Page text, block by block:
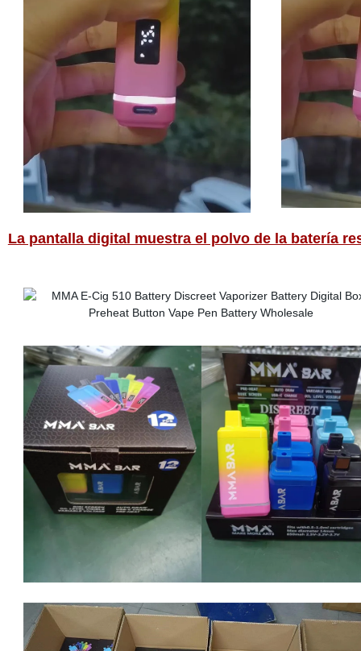
La pantalla digital muestra el polvo de la batería